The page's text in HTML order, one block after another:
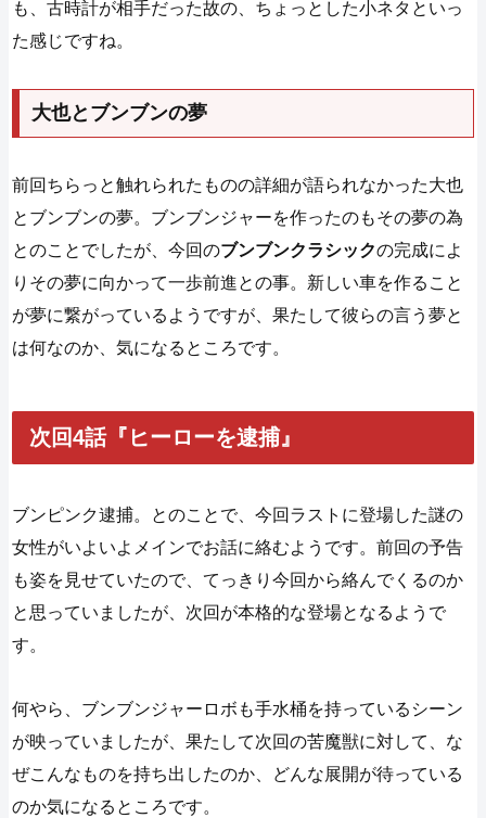
も、古時計が相手だった故の、ちょっとした小ネタといっ
た感じですね。
大也とブンブンの夢
前回ちらっと触れられたものの詳細が語られなかった大也
とブンブンの夢。ブンブンジャーを作ったのもその夢の為
とのことでしたが、今回のブンブンクラシックの完成によ
りその夢に向かって一歩前進との事。新しい車を作ること
が夢に繋がっているようですが、果たして彼らの言う夢と
は何なのか、気になるところです。
次回4話『ヒーローを逮捕』
ブンピンク逮捕。とのことで、今回ラストに登場した謎の
女性がいよいよメインでお話に絡むようです。前回の予告
も姿を見せていたので、てっきり今回から絡んでくるのか
と思っていましたが、次回が本格的な登場となるようで
す。
何やら、ブンブンジャーロボも手水桶を持っているシーン
が映っていましたが、果たして次回の苦魔獣に対して、な
ぜこんなものを持ち出したのか、どんな展開が待っている
のか気になるところです。